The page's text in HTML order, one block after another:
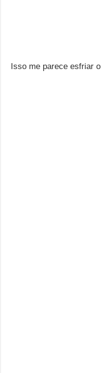
Isso me parece esfriar o